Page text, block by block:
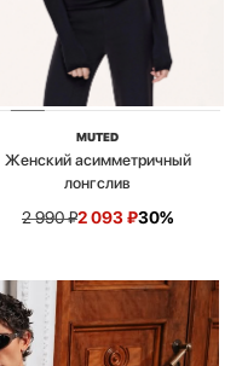
MUTED
Женский асимметричный
лонгслив
2 990₽2 093₽30%